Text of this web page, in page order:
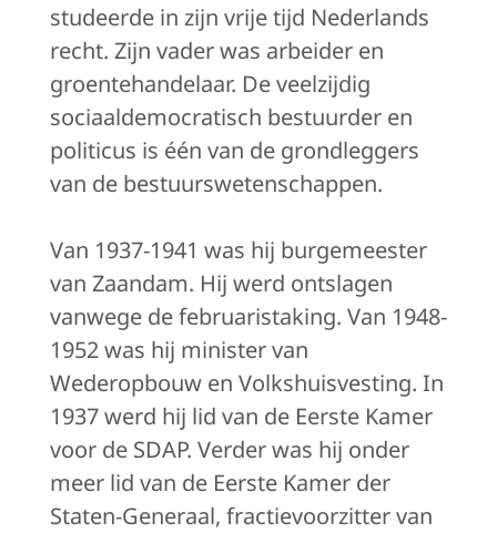
studeerde in zijn vrije tijd Nederlands
recht. Zijn vader was arbeider en
groentehandelaar. De veelzijdig
sociaaldemocratisch bestuurder en
politicus is één van de grondleggers
van de bestuurswetenschappen.
Van 1937-1941 was hij burgemeester
van Zaandam. Hij werd ontslagen
vanwege de februaristaking. Van 1948-
1952 was hij minister van
Wederopbouw en Volkshuisvesting. In
1937 werd hij lid van de Eerste Kamer
voor de SDAP. Verder was hij onder
meer lid van de Eerste Kamer der
Staten-Generaal, fractievoorzitter van